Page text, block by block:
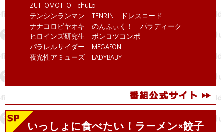
ZUTTOMOTTO chuLa
テンシンランマン TENRIN ドレスコード
ナナコロビヤオキ のんふぃく！ パラディーク
ヒロインズ研究生 ポンコツコンポ
パラレルサイダー MEGAFON
夜光性アミューズ LADYBABY
いっしょに食べたい！ラーメン×餃子